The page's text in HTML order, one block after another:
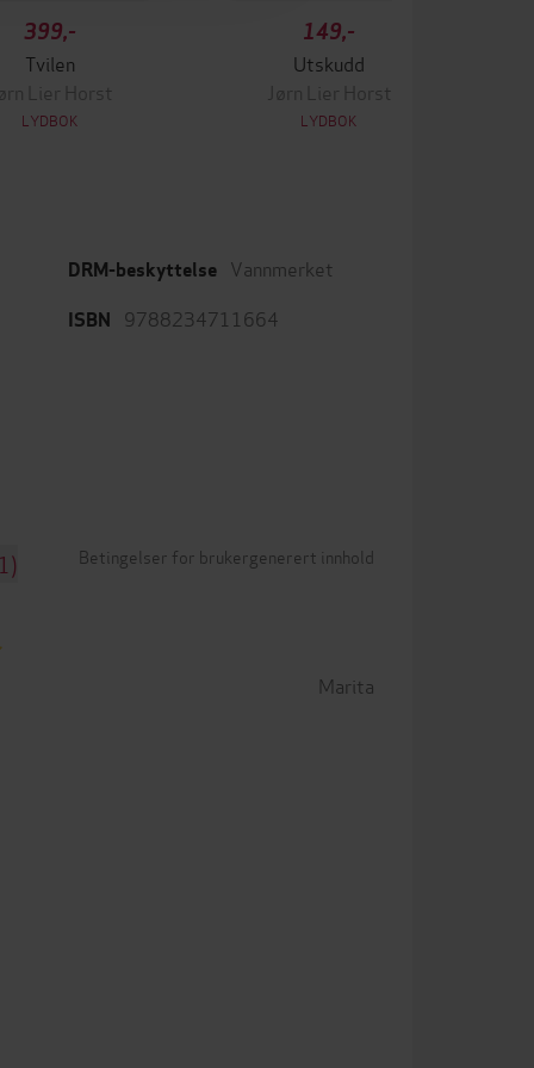
399,-
Tvilen
Jørn Lier Horst
LYDBOK
149,-
Utskudd
Jørn Lier Horst
LYDBOK
DRM-beskyttelse Vannmerket
ISBN 9788234711664
Betingelser for brukergenerert innhold
Marita